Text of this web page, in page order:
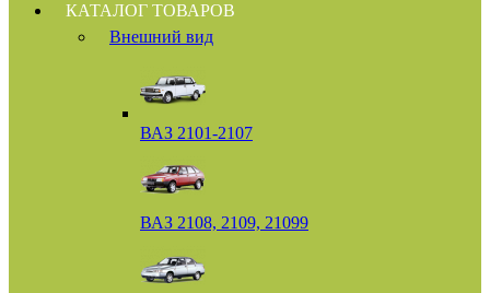
КАТАЛОГ ТОВАРОВ
Внешний вид
ВАЗ 2101-2107
ВАЗ 2108, 2109, 21099